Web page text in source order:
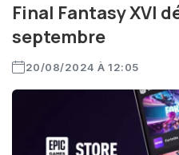
Final Fantasy XVI
septembre
20/08/2024 À 12:05